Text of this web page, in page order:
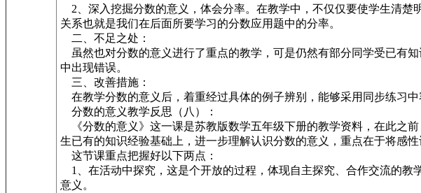
2、深入挖掘分数的意义，体会分率。在教学中，不仅仅要使学生清楚
关系也就是我们在后面所要学习的分数应用题中的分率。
二、不足之处：
虽然也对分数的意义进行了重点的教学，可是仍然有部分同学受已有
中出现错误。
三、改善措施：
在教学分数的意义后，着重经过具体的例子辨别，能够采用同步练习中
分数的意义教学反思（八）：
《分数的意义》这一课是苏教版数学五年级下册的教学资料，在此之
生已有的知识经验基础上，进一步理解认识分数的意义，重点在于将感
这节课重点把握好以下两点：
1、在活动中探究，这是个开放的过程，体现自主探究、合作交流的教
意义。